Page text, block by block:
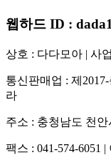
웹하드 ID :
상호 : 다다모아 | 사
통신판매업 : 제
라
주소 : 충청남도 천
팩스 : 041-574-6051 |